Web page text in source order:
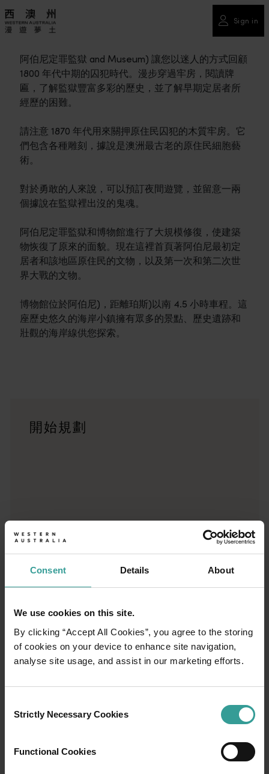
Consent Details About
We use cookies on this site.
By clicking “Accept All Cookies”, you agree to the storing
of cookies on your device to enhance site navigation,
analyse site usage, and assist in our marketing efforts.
Selection
Strictly Necessary Cookies
Functional Cookies
Sign in
阿伯尼定罪監獄 and Museum) 讓您以迷人的方式回顧
1800 年代中期的囚犯時代。漫步穿過牢房，閱讀牌
匾，了解監獄豐富多彩的歷史，並了解早期定居者所
經歷的困難。
請注意 1870 年代用來關押原住民囚犯的木質牢房。它
們包含各種雕刻，據說是澳洲最古老的原住民細胞藝
術。
對於勇敢的人來說，可以預訂夜間遊覽，並留意一兩
個據說在監獄裡出沒的鬼魂。
阿伯尼定罪監獄和博物館進行了大規模修復，使建築
物恢復了原來的面貌。現在這裡首頁著阿伯尼最初定
居者和該地區原住民的文物，以及第一次和第二次世
界大戰的文物。
博物館位於阿伯尼)，距離珀斯)以南 4.5 小時車程。這
座歷史悠久的海岸小鎮擁有眾多的景點、歷史遺跡和
壯觀的海岸線供您探索。
<p>準備好探索西澳州了嗎？瀏覽一下這些位於西澳州各地的
開始規劃